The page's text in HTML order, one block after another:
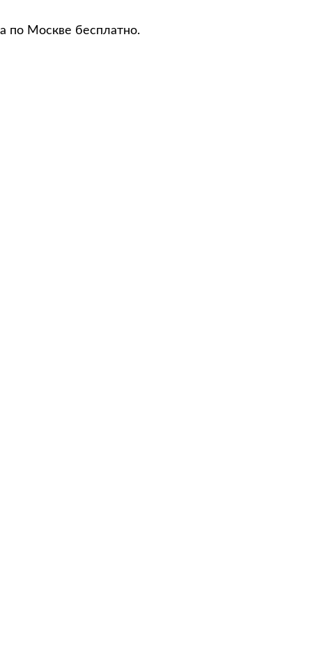
по Москве бесплатно.